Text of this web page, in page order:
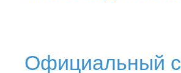
Официальный